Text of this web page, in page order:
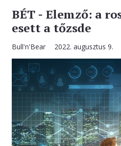
BÉT - Elemző: a
esett a tőzsde
Bull'n'Bear 2022. augusztus 9.